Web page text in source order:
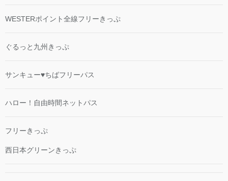
WESTERポイント全線フリーきっぷ
ぐるっと九州きっぷ
サンキュー♥ちばフリーパス
ハロー！自由時間ネットパス
フリーきっぷ
西日本グリーンきっぷ